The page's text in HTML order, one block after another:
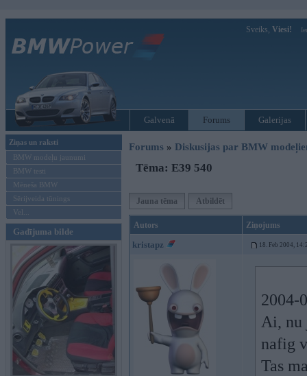
Sveiks, Viesi!
Galvenā Forums Galerijas
Ziņas un raksti
BMW modeļu jaunumi
BMW testi
Mēneša BMW
Sērijveida tūnings
Vel...
Gadījuma bilde
Forums » Diskusijas par BMW
Tēma: E39 540
Jauna tēma Atbildēt
Autors Ziņojums
kristapz 18. Feb 2004,
2004-
Ai, nu
nafig
Tas